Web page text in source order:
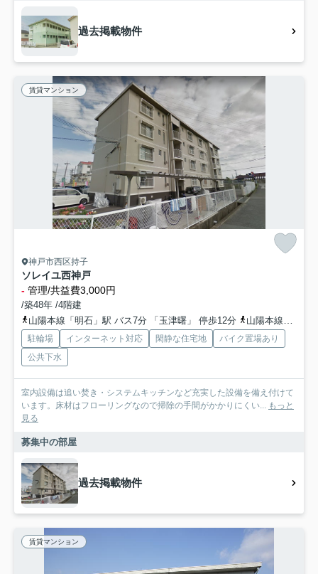
過去掲載物件
賃貸マンション
神戸市西区持子
ソレイユ西神戸
- 管理/共益費3,000円
/築48年 /4階建
山陽本線「明石」駅 バス7分 「玉津曙」 停歩12分
山陽本線「明石」駅 徒歩38分
駐輪場 インターネット対応 閑静な住宅地
バイク置場あり
公共下水
室内設備は追い焚き・システムキッチンなど充実した設備を備え付けて
います。床材はフローリングなので掃除の手間がかかりにくい... もっと
見る
募集中の部屋
過去掲載物件
賃貸マンション